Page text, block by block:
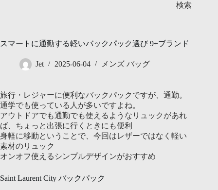
検索
スマートに通勤する軽いバックパック選び 9+ブランド
Jet 2025-06-04 メンズ バッグ
旅行・レジャーに便利なバックパックですが、通勤。
通学でも使っている人が多いですよね。
アウトドアでも通勤でも使えるようなリュックがあれ
ば、ちょっと出張に行くときにも便利
身軽に移動ということで、今回はレザーではなく軽い
素材のリュック
オンオフ使えるシンプルデザインがおすすめ
Saint Laurent City バックパック